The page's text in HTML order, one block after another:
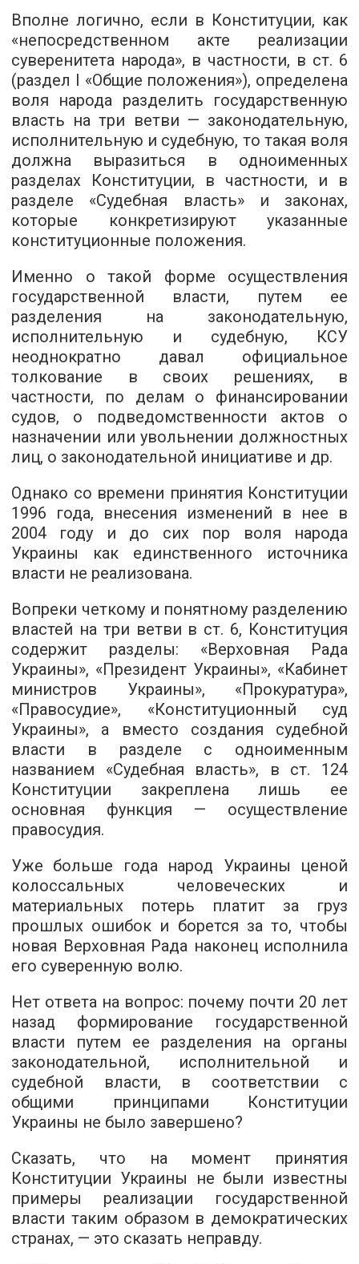
Вполне логично, если в Конституции, как
«непосредственном акте реализации
суверенитета народа», в частности, в ст. 6
(раздел I «Общие положения»), определена
воля народа разделить государственную
власть на три ветви — законодательную,
исполнительную и судебную, то такая воля
должна выразиться в одноименных
разделах Конституции, в частности, и в
разделе «Судебная власть» и законах,
которые конкретизируют указанные
конституционные положения.
Именно о такой форме осуществления
государственной власти, путем ее
разделения на законодательную,
исполнительную и судебную, КСУ
неоднократно давал официальное
толкование в своих решениях, в
частности, по делам о финансировании
судов, о подведомственности актов о
назначении или увольнении должностных
лиц, о законодательной инициативе и др.
Однако со времени принятия Конституции
1996 года, внесения изменений в нее в
2004 году и до сих пор воля народа
Украины как единственного источника
власти не реализована.
Вопреки четкому и понятному разделению
властей на три ветви в ст. 6, Конституция
содержит разделы: «Верховная Рада
Украины», «Президент Украины», «Кабинет
министров Украины», «Прокуратура»,
«Правосудие», «Конституционный суд
Украины», а вместо создания судебной
власти в разделе с одноименным
названием «Судебная власть», в ст. 124
Конституции закреплена лишь ее
основная функция — осуществление
правосудия.
Уже больше года народ Украины ценой
колоссальных человеческих и
материальных потерь платит за груз
прошлых ошибок и борется за то, чтобы
новая Верховная Рада наконец исполнила
его суверенную волю.
Нет ответа на вопрос: почему почти 20 лет
назад формирование государственной
власти путем ее разделения на органы
законодательной, исполнительной и
судебной власти, в соответствии с
общими принципами Конституции
Украины не было завершено?
Сказать, что на момент принятия
Конституции Украины не были известны
примеры реализации государственной
власти таким образом в демократических
странах, — это сказать неправду.